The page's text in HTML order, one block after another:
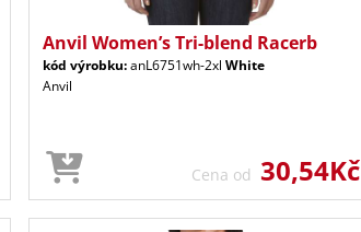
Anvil Women’s Tri-blend Racerb
kód výrobku:anL6751wh-2xl White
Anvil
Cena od 30,54Kč